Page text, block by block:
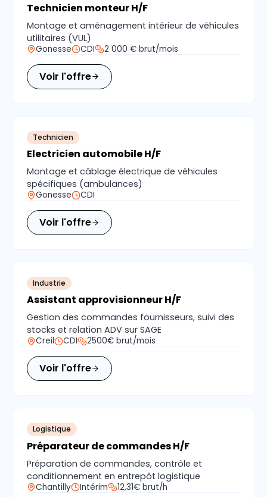
Technicien monteur H/F
Montage et aménagement intérieur de véhicules
utilitaires (VUL)
Gonesse CDI 2 000 € brut/mois
Voir l'offre
Technicien
Electricien automobile H/F
Montage et câblage électrique de véhicules
spécifiques (ambulances)
Gonesse CDI
Voir l'offre
Industrie
Assistant approvisionneur H/F
Gestion des commandes fournisseurs, suivi des
stocks et relation ADV sur SAGE
Creil CDI 2500€ brut/mois
Voir l'offre
Logistique
Préparateur de commandes H/F
Préparation de commandes, contrôle et
conditionnement en entrepôt logistique
Chantilly Intérim 12,31€ brut/h